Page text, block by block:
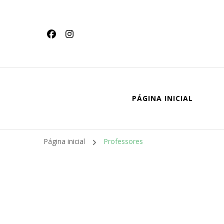
PÁGINA INICIAL
Página inicial Professores